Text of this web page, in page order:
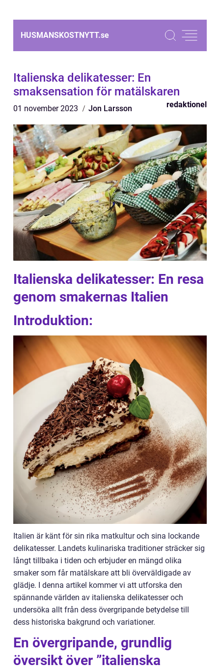
HUSMANSKOSTNYTT.se
Italienska delikatesser: En
smaksensation för matälskaren
01 november 2023 Jon Larsson redaktionel
Italienska delikatesser: En resa
genom smakernas Italien
Introduktion:
Italien är känt för sin rika matkultur och sina lockande
delikatesser. Landets kulinariska traditioner sträcker sig
långt tillbaka i tiden och erbjuder en mängd olika
smaker som får matälskare att bli överväldigade av
glädje. I denna artikel kommer vi att utforska den
spännande världen av italienska delikatesser och
undersöka allt från dess övergripande betydelse till
dess historiska bakgrund och variationer.
En övergripande, grundlig
översikt över ”italienska